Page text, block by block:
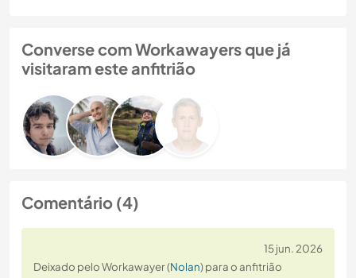
Converse com Workawayers que já
visitaram este anfitrião
Comentário (4)
15 jun. 2026
Deixado pelo Workawayer (Nolan) para o anfitrião